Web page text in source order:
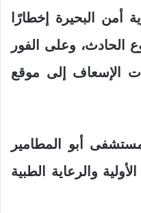
أمن البحيرة إخطارًا
الحادث، وعلى الفور
الإسعاف إلى موقع
أبو المطامير
والرعاية الطبية